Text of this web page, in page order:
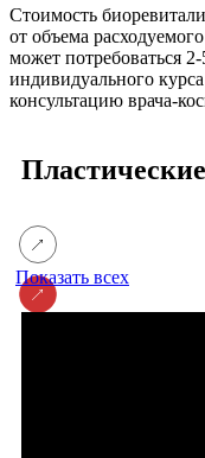
Стоимость
от объема
может потребоваться
индивидуального
консультацию врача-
Показать всех